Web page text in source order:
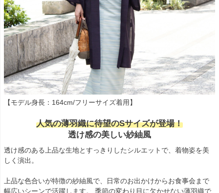
【モデル身長：164cm/フリーサイズ着用】
人気の薄羽織に待望のSサイズが登場！
透け感の美しい紗紬風
透け感のある上品な生地とすっきりしたシルエットで、着物姿を美
しく演出。
上品な色合いが特徴の紗紬風で、日常のお出かけからお食事会まで
幅広いシーンで活躍します。 季節の変わり目に欠かせない薄羽織で